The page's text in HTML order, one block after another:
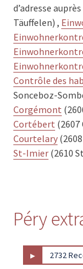
d’adresse auprès
Täuffelen) ,
Contrôle des
Sonceboz-
Corgémont
Cortébert
Courtelary
St-Imier (2610
Péry
▸ 2732